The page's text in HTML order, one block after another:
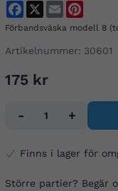
FacebookEmail
Förbandsväska modell 8
Artikelnummer: 30601
175 kr
- +
Finns i lager för
Större partier? Begär